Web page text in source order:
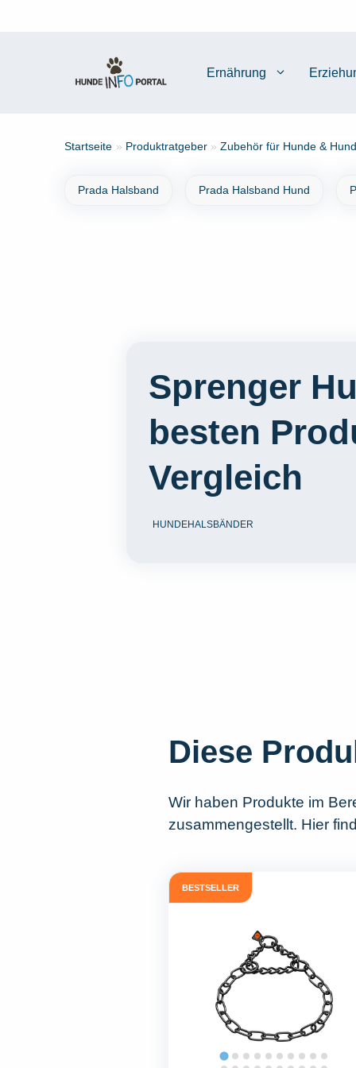
Ernährung
Startseite » Produktratgeber » Zubehör für Hunde &
Prada Halsband Prada Halsband Hund
Sprenger
besten
Vergleich
HUNDEHALSBÄNDER
Diese
Wir haben Produkte im
zusammengestellt. Hier
BESTSELLER